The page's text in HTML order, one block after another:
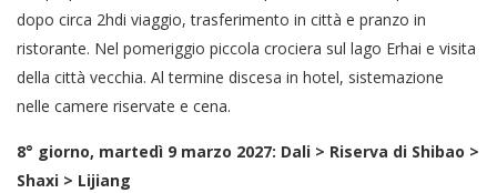
dopo circa 2hdi viaggio, trasferimento in città e pranzo in
ristorante. Nel pomeriggio piccola crociera sul lago Erhai e visita
della città vecchia. Al termine discesa in hotel, sistemazione
nelle camere riservate e cena.
8° giorno, martedì 9 marzo 2027: Dali > Riserva di Shibao >
Shaxi > Lijiang